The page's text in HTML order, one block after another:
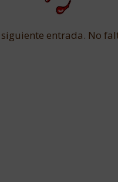
entrada. No